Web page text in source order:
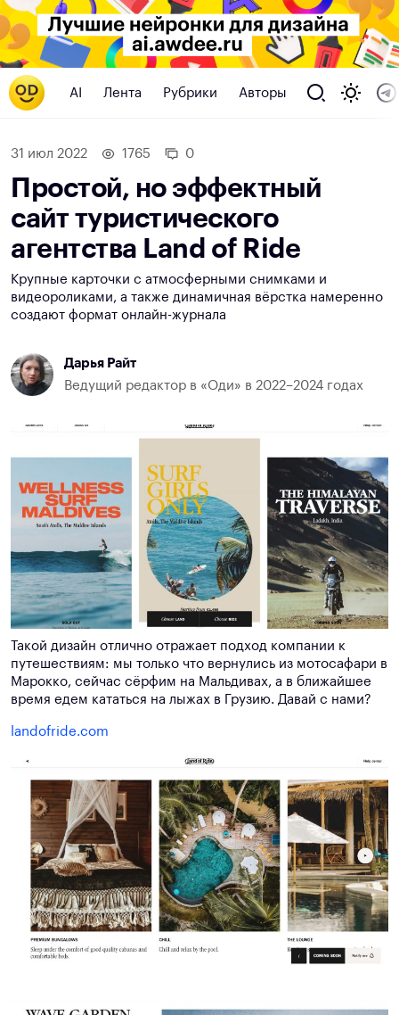
AI Лента Рубрики Авторы
31 июл 2022 1765 0
Простой, но эффектный
сайт туристического
агентства Land of Ride
Крупные карточки с атмосферными снимками и
видеороликами, а также динамичная вёрстка намеренно
создают формат онлайн-журнала
Дарья Райт
Ведущий редактор в «Оди» в 2022–2024 годах
Такой дизайн отлично отражает подход компании к
путешествиям: мы только что вернулись из мотосафари в
Марокко, сейчас сёрфим на Мальдивах, а в ближайшее
время едем кататься на лыжах в Грузию. Давай с нами?
landofride.com